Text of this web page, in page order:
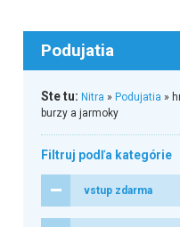
Podujatia
Ste tu: Nitra » Podujatia »
burzy a jarmoky
Filtruj podľa kategórie
vstup zdarma